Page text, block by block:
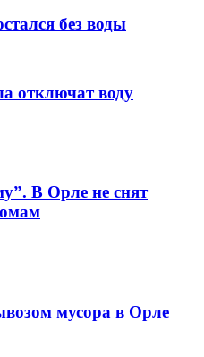
без воды
отключат воду
В Орле не снят
мусора в Орле